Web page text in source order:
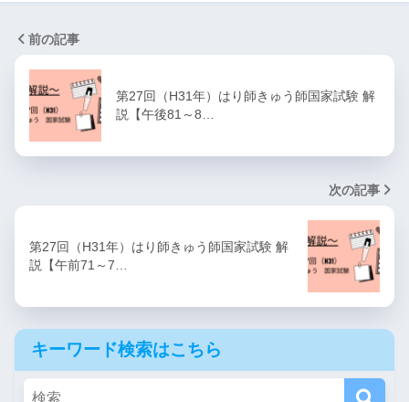
前の記事
第27回（H31年）はり師きゅう師国家試験 解
説【午後81～8…
次の記事
第27回（H31年）はり師きゅう師国家試験 解
説【午前71～7…
キーワード検索はこちら